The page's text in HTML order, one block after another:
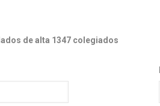
de alta 1347 colegiados